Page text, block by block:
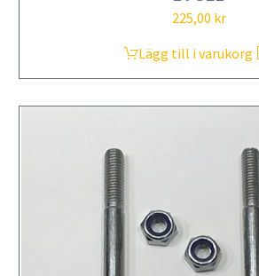
225,00 kr
Lägg till i varukorg